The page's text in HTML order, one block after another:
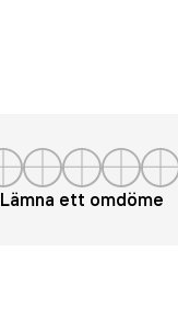
Lämna ett omdöme